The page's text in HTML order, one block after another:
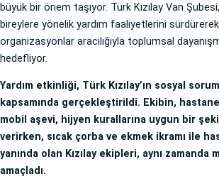
büyük bir önem taşıyor. Türk Kızılay Van
bireylere yönelik yardım faaliyetlerini
organizasyonlar aracılığıyla toplumsal
hedefliyor.
Yardım etkinliği, Türk Kızılay’ın sosyal
kapsamında gerçekleştirildi. Ekibin,
mobil aşevi, hijyen kurallarına uygun bir
verirken, sıcak çorba ve ekmek ikramı ile
yanında olan Kızılay ekipleri, aynı zamanda
amaçladı.